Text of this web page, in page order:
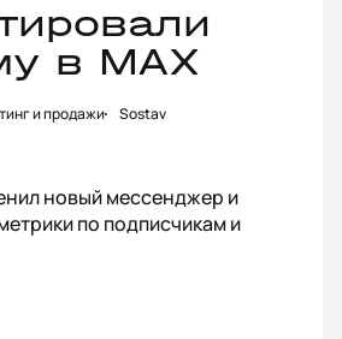
в MAX
и продажи Sostav
новый мессенджер и
по подписчикам и